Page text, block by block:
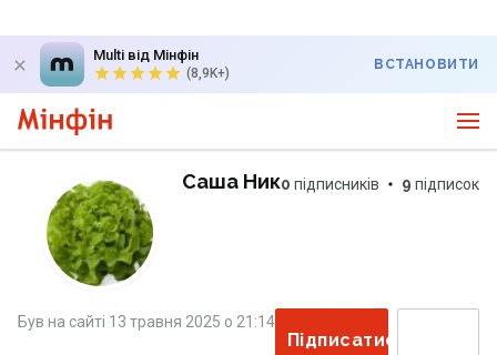
Multi від Мінфін
(8,9K+)
ВСТАНОВИТИ
Саша Ник0 підписників 9 підписок
Був на сайті 13 травня 2025 о 21:14
Підписатися